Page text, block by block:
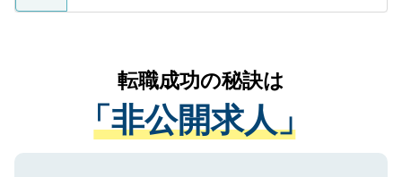
ているすべての個人データはご本人の許可
は、個人情報の取り扱いについての厳密な
管理基準を満たした事業者のみに付与され
る、プライバシーマークを取得済みです。
かがいして、現在の医療機関の状況や紹介
経験をまじえながら、適切なアドバイスを
させていただきます。すぐにご転職をされ
ない方には、長期的なサポートが可能です
ので、まずはご登録ください。
転職成功の秘訣は
「非公開求人」